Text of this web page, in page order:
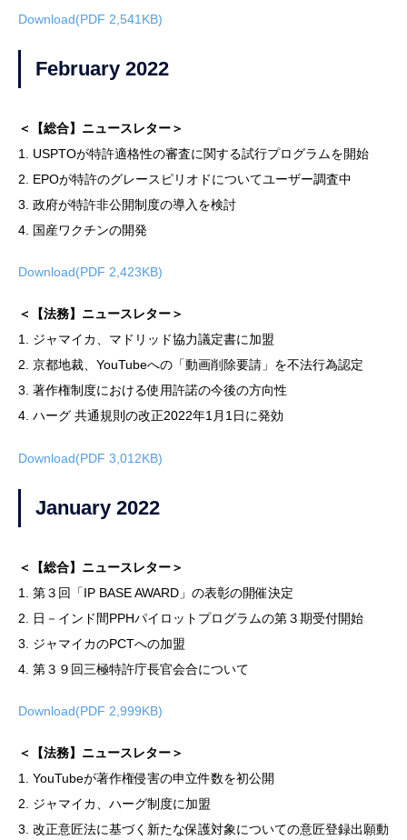
Download(PDF 2,541KB)
February 2022
＜【総合】ニュースレター＞
1. USPTOが特許適格性の審査に関する試行プログラムを開始
2. EPOが特許のグレースピリオドについてユーザー調査中
3. 政府が特許非公開制度の導入を検討
4. 国産ワクチンの開発
Download(PDF 2,423KB)
＜【法務】ニュースレター＞
1. ジャマイカ、マドリッド協力議定書に加盟
2. 京都地裁、YouTubeへの「動画削除要請」を不法行為認定
3. 著作権制度における使用許諾の今後の方向性
4. ハーグ 共通規則の改正2022年1月1日に発効
Download(PDF 3,012KB)
January 2022
＜【総合】ニュースレター＞
1. 第３回「IP BASE AWARD」の表彰の開催決定
2. 日－インド間PPHパイロットプログラムの第３期受付開始
3. ジャマイカのPCTへの加盟
4. 第３９回三極特許庁長官会合について
Download(PDF 2,999KB)
＜【法務】ニュースレター＞
1. YouTubeが著作権侵害の申立件数を初公開
2. ジャマイカ、ハーグ制度に加盟
3. 改正意匠法に基づく新たな保護対象についての意匠登録出願動